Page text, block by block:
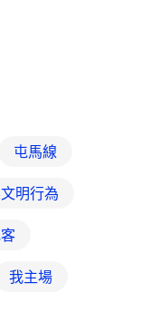
屯馬線
明行為
我主場